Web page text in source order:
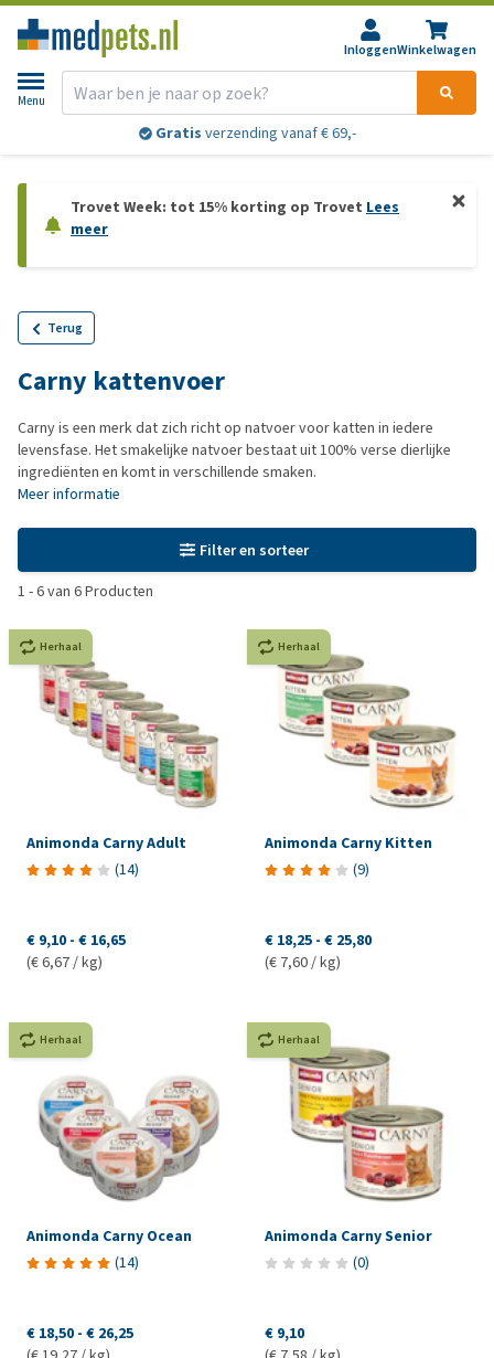
InloggenWinkelwagen
Menu
Gratis verzending vanaf € 69,-
Trovet Week: tot 15% korting op Trovet Lees
meer
Terug
Carny kattenvoer
Carny is een merk dat zich richt op natvoer voor katten in iedere
levensfase. Het smakelijke natvoer bestaat uit 100% verse dierlijke
ingrediënten en komt in verschillende smaken.
Meer informatie
Filter en sorteer
1 -6van 6Producten
Herhaal
Animonda Carny Adult
(14)
€ 9,10 - € 16,65
(€ 6,67 / kg)
Herhaal
Animonda Carny Kitten
(9)
€ 18,25 - € 25,80
(€ 7,60 / kg)
Herhaal
Animonda Carny Ocean
(14)
€ 18,50 - € 26,25
Herhaal
Animonda Carny Senior
(0)
€ 9,10